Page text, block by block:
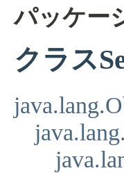
パッケー
クラス